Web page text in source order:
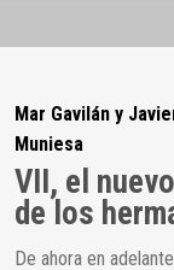
Mar Gavilán y
Muniesa
VII, el
de los
De ahora en